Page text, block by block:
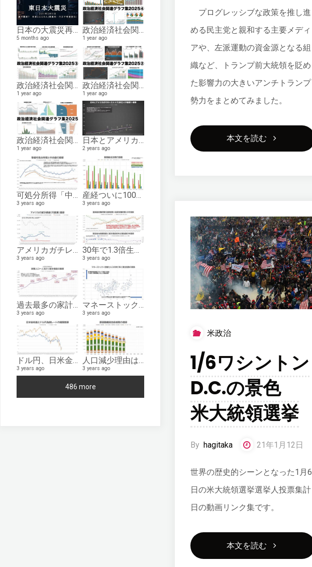
プログレッシブな政策を推し進
める民主党と親和する主要メディ
アや、左派運動の資金源となる組
織など、トランプ前大統領を貶め
た影響力の大きいアンチトランプ
勢力をまとめてみました。
本文を読む"ト
を
政
界
か
除
し
よ
う
と
勢
米政治
1/6ワシントン
D.C.の景色
米大統領選挙
By hagitaka 21年1月12日
世界の歴史的シーンとなった1月6
日の米大統領選挙選挙人投票集計
日の動画リンク集です。
本文を読む"1/6
日本の大震災再現比較ー「熊本地震」「能登半島地震」「阪神・淡路大震災」「東日本大震災」
5 months ago
政治経済社会関連グラフ集2025④生産・サービス、動物愛護、健康、国土・資源・エネルギー、環境、ボランティア編
1 year ago
政治経済社会関連グラフ集2025③政治・財政、国防、教育、資格編
1 year ago
政治経済社会関連グラフ集2025②経済編
1 year ago
政治経済社会関連グラフ集2025①人口・犯罪・事故統計編
1 year ago
日本とアメリカのマネーストック推移(1985-2024)
2 years ago
可処分所得「中央値」の年推移、物価調整で平成以降最低水準に。
3 years ago
産経ついに100万部割れ、新聞紙名別発行部数推移
3 years ago
アメリカガチレベチ。米家計資産わずか３年弱で「１京円」増加。FRB金融資産の四半期推移（1997-2023）
3 years ago
30年で1.3倍生産性向上。ただし賃上げしたのは97年までその後は実労働時間と相関。実労働時間と実質GDP、現金給与と家計資産の年推移（1990-2022）
3 years ago
過去最多の家計資産、実質当たりでは２年連続減へ。家計資産の年推移（1981-2023）
3 years ago
マネーストックが増えれば賃金は上がる、ただ平成バブルのようには上がらない。
3 years ago
ドル円、日米金利差影響のみなら150円台が限界。米金融緩和なら円高へ。日米金利差とドル円為替レートの日別推移
3 years ago
人口減少理由は少子化のみならず。国籍離脱者数と国籍喪失者数、月別自殺者数の推移
3 years ago
486 more